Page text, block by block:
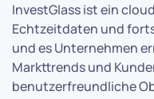
InvestGlass ist ein
Echtzeitdaten und
und es Unternehmen
Markttrends und
benutzerfreundliche